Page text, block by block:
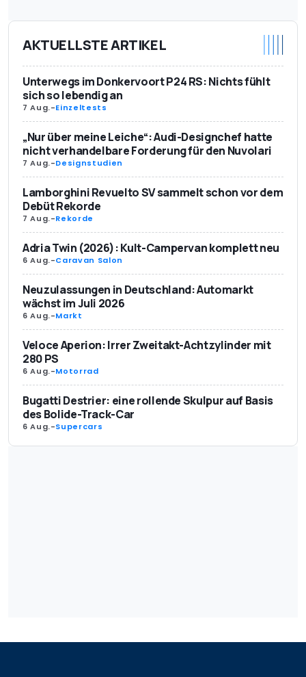
AKTUELLSTE ARTIKEL
Unterwegs im Donkervoort P24 RS: Nichts fühlt
sich so lebendig an
7 Aug.-Einzeltests
„Nur über meine Leiche“: Audi-Designchef hatte
nicht verhandelbare Forderung für den Nuvolari
7 Aug.-Designstudien
Lamborghini Revuelto SV sammelt schon vor dem
Debüt Rekorde
7 Aug.-Rekorde
Adria Twin (2026): Kult-Campervan komplett neu
6 Aug.-Caravan Salon
Neuzulassungen in Deutschland: Automarkt
wächst im Juli 2026
6 Aug.-Markt
Veloce Aperion: Irrer Zweitakt-Achtzylinder mit
280 PS
6 Aug.-Motorrad
Bugatti Destrier: eine rollende Skulpur auf Basis
des Bolide-Track-Car
6 Aug.-Supercars